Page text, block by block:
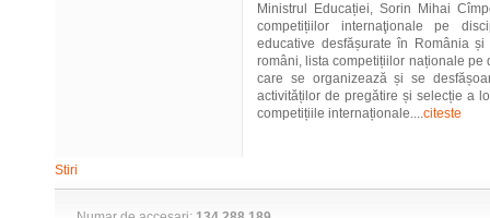
Ministrul Educației, Sorin Mihai
competițiilor internaţionale pe
educative desfășurate în România
români, lista competițiilor naționale
care se organizează și se
activităților de pregătire și selecție a
competițiile internaționale....citeste
Stiri